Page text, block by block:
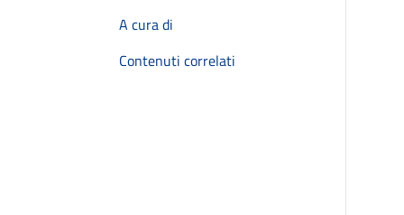
A cura di
Contenuti correlati